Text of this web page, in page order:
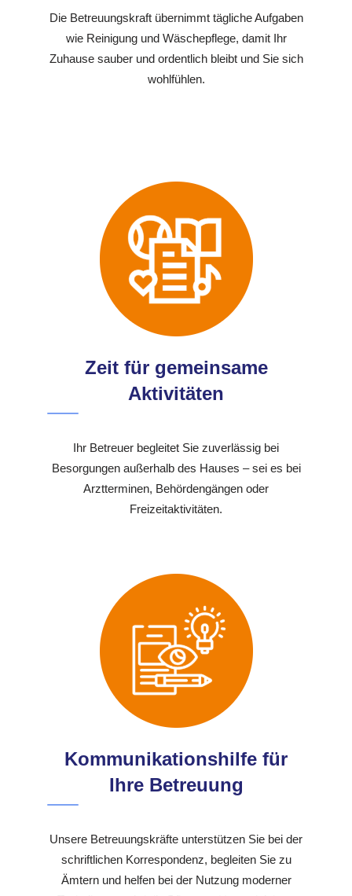
Die Betreuungskraft übernimmt tägliche Aufgaben
wie Reinigung und Wäschepflege, damit Ihr
Zuhause sauber und ordentlich bleibt und Sie sich
wohlfühlen.
Zeit für gemeinsame
Aktivitäten
Ihr Betreuer begleitet Sie zuverlässig bei
Besorgungen außerhalb des Hauses – sei es bei
Arztterminen, Behördengängen oder
Freizeitaktivitäten.
Kommunikationshilfe für
Ihre Betreuung
Unsere Betreuungskräfte unterstützen Sie bei der
schriftlichen Korrespondenz, begleiten Sie zu
Ämtern und helfen bei der Nutzung moderner